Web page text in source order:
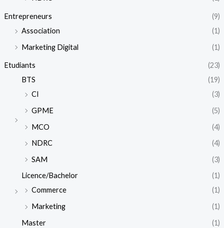
Entrepreneurs
(9)
Association
(1)
Marketing Digital
(1)
Etudiants
(23)
BTS
(19)
CI
(3)
GPME
(5)
MCO
(4)
NDRC
(4)
SAM
(3)
Licence/Bachelor
(1)
Commerce
(1)
Marketing
(1)
Master
(1)